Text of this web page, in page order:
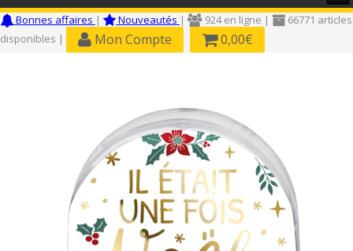
Bonnes affaires | Nouveautés | 924 en ligne |
66771 articles
disponibles |
Mon Compte 0,00€